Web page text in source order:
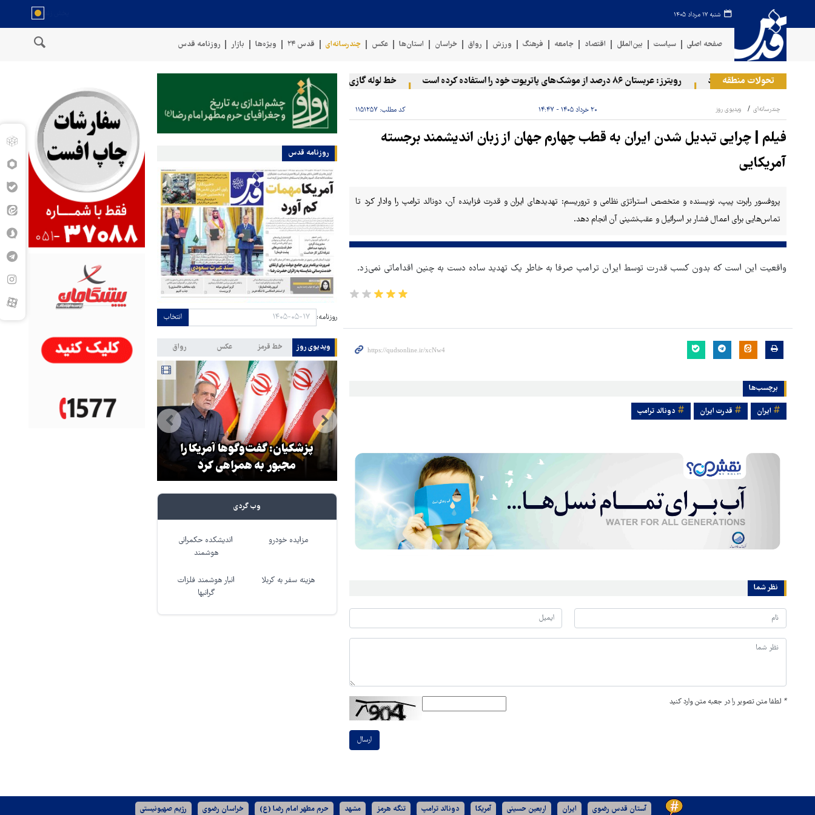
شنبه ۱۷ مرداد ۱۴۰۵
صفحه اصلی سیاست بین‌الملل اقتصاد جامعه فرهنگ ورزش رواق خراسان استان‌ها عکس چندرسانه‌ای قدس ۲۴ ویژه‌ها بازار روزنامه قدس
تحولات منطقه
مواضع مزدوران آل سعود رویترز: عربستان ۸۶ درصد از موشک‌های پاتریوت خود را استفاده کرده است خط لوله گازی ترکیه به اوکراین با پهپاد هدف قرار گرفت
چندرسانه‌ای ویدیوی روز ۲۰ خرداد ۱۴۰۵ - ۱۴:۴۷ کد مطلب: ۱۱۵۱۲۵۷
فیلم | چرایی تبدیل شدن ایران به قطب چهارم جهان از زبان اندیشمند برجسته
آمریکایی
پروفسور رابرت پیپ، نویسنده و متخصص استراتژی نظامی و تروریسم: تهدیدهای ایران و قدرت فزاینده آن، دونالد ترامپ را وادار کرد تا
تماس‌هایی برای اعمال فشار بر اسرائیل و عقب‌نشینی آن انجام دهد.
واقعیت این است که بدون کسب قدرت توسط ایران ترامپ صرفا به خاطر یک تهدید ساده دست به چنین اقداماتی نمی‌زد.
برچسب‌ها
ایران قدرت ایران دونالد ترامپ
نظر شما
* لطفا متن تصویر را در جعبه متن وارد کنید
ارسال
روزنامه قدس
روزنامه: انتخاب
ویدیوی روز خط قرمز عکس رواق
پذیرش شروط ایران از سوی آمریکا
است
پزشکیان: گفت‌وگوها آمریکا را
مجبور به همراهی کرد
وب گردی
مزایده خودرو
اندیشکده حکمرانی
هوشمند
هزینه سفر به کربلا
انبار هوشمند فلزات
گرانبها
آستان قدس رضوی ایران اربعین حسینی آمریکا دونالد ترامپ تنگه هرمز مشهد حرم مطهر امام رضا (ع) خراسان رضوی رژیم صهیونیستی